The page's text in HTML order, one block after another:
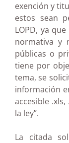
exención y
estos sean
LOPD, ya
normativa y
públicas o
tiene por
tema, se
información
accesible
la ley”.
La citada